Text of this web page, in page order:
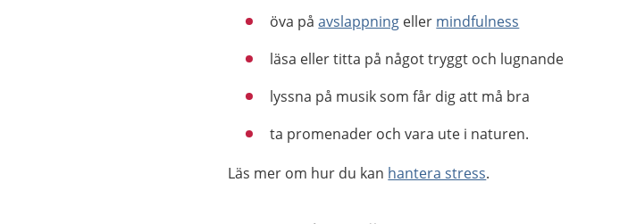
öva påavslappning eller mindfulness
läsa eller titta på något tryggt och lugnande
lyssna på musik som får dig att må bra
ta promenader och vara ute i naturen.
Läs mer om hur du kan hantera stress.